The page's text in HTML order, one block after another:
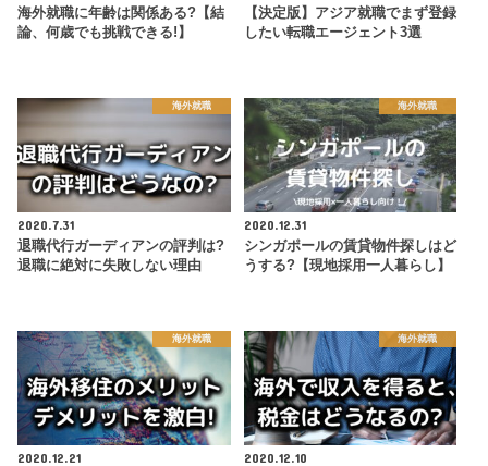
海外就職に年齢は関係ある?【結
論、何歳でも挑戦できる!】
【決定版】アジア就職でまず登録
したい転職エージェント3選
海外就職
2020.7.31
退職代行ガーディアンの評判は?
退職に絶対に失敗しない理由
海外就職
2020.12.31
シンガポールの賃貸物件探しはど
うする?【現地採用一人暮らし】
海外就職
2020.12.21
海外就職
2020.12.10